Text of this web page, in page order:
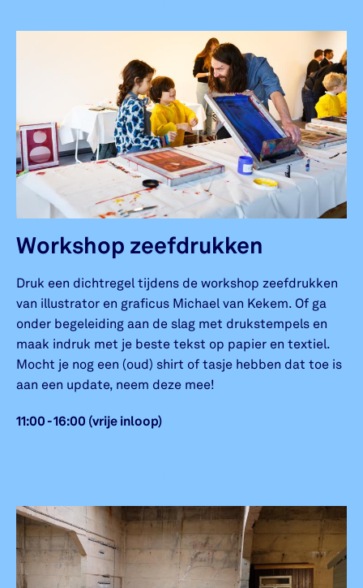
Workshop zeefdrukken
Druk een dichtregel tijdens de workshop zeefdrukken
van illustrator en graficus Michael van Kekem. Of ga
onder begeleiding aan de slag met drukstempels en
maak indruk met je beste tekst op papier en textiel.
Mocht je nog een (oud) shirt of tasje hebben dat toe is
aan een update, neem deze mee!
11:00 - 16:00 (vrije inloop)